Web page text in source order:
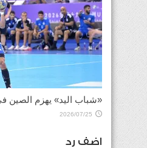
«شباب اليد» يهزم الصين
2026/07/25
اضف رد